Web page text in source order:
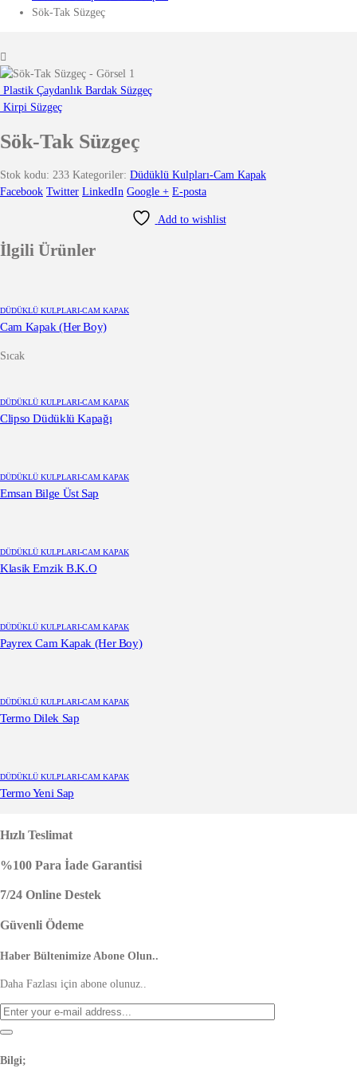
Sök-Tak Süzgeç
Plastik Çaydanlık Bardak Süzgeç
Kirpi Süzgeç
Sök-Tak Süzgeç
Stok kodu: 233 Kategoriler: Düdüklü Kulpları-Cam Kapak
Facebook Twitter LinkedIn Google + E-posta
Add to wishlist
İlgili Ürünler
DÜDÜKLÜ KULPLARI-CAM KAPAK
Cam Kapak (Her Boy)
Sıcak
DÜDÜKLÜ KULPLARI-CAM KAPAK
Clipso Düdüklü Kapağı
DÜDÜKLÜ KULPLARI-CAM KAPAK
Emsan Bilge Üst Sap
DÜDÜKLÜ KULPLARI-CAM KAPAK
Klasik Emzik B.K.O
DÜDÜKLÜ KULPLARI-CAM KAPAK
Payrex Cam Kapak (Her Boy)
DÜDÜKLÜ KULPLARI-CAM KAPAK
Termo Dilek Sap
DÜDÜKLÜ KULPLARI-CAM KAPAK
Termo Yeni Sap
Hızlı Teslimat
%100 Para İade Garantisi
7/24 Online Destek
Güvenli Ödeme
Haber Bültenimize Abone Olun..
Daha Fazlası için abone olunuz..
Bilgi;